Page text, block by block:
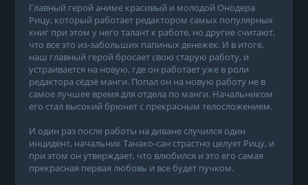
Главный герой аниме красивый и молодой Онодера
Рицу, который работает редактором самых популярных
книг при этом у него талант к работе, но другие считают,
что все это из-забольших папиных денежек. И в итоге,
наш главный герой бросает свою старую работу, и
устраивается на новую, где он работает уже в роли
редактора сёдзё манги. Попал он на новую работу не в
самое лучшее время для отдела по манги. Начальником
его стал высокий брюнет с прекрасным телосложением.
И один раз после работы на диване случился один
инцидент, начальник Танако-сан страстно целует Рицу, и
при этом он утверждает, что влюбился и это его самая
прекрасная первая любовь и все будет пучком.